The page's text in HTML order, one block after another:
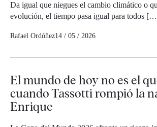
Da igual que niegues el cambio climático o
evolución, el tiempo pasa igual para todos
Rafael Ordóñez14 / 05 / 2026
El mundo de hoy no es el
cuando Tassotti rompió la
Enrique